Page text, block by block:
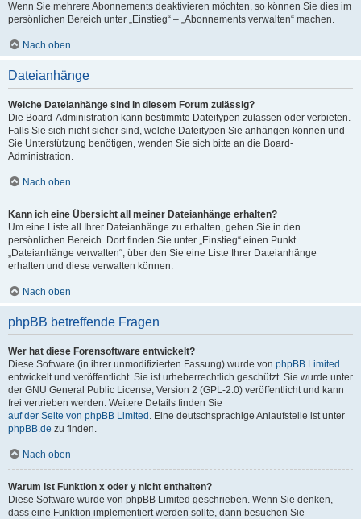
Wenn Sie mehrere Abonnements deaktivieren möchten, so können Sie dies im
persönlichen Bereich unter „Einstieg“ – „Abonnements verwalten“ machen.
Nach oben
Dateianhänge
Welche Dateianhänge sind in diesem Forum zulässig?
Die Board-Administration kann bestimmte Dateitypen zulassen oder verbieten.
Falls Sie sich nicht sicher sind, welche Dateitypen Sie anhängen können und
Sie Unterstützung benötigen, wenden Sie sich bitte an die Board-
Administration.
Nach oben
Kann ich eine Übersicht all meiner Dateianhänge erhalten?
Um eine Liste all Ihrer Dateianhänge zu erhalten, gehen Sie in den
persönlichen Bereich. Dort finden Sie unter „Einstieg“ einen Punkt
„Dateianhänge verwalten“, über den Sie eine Liste Ihrer Dateianhänge
erhalten und diese verwalten können.
Nach oben
phpBB betreffende Fragen
Wer hat diese Forensoftware entwickelt?
Diese Software (in ihrer unmodifizierten Fassung) wurde von phpBB Limited
entwickelt und veröffentlicht. Sie ist urheberrechtlich geschützt. Sie wurde unter
der GNU General Public License, Version 2 (GPL-2.0) veröffentlicht und kann
frei vertrieben werden. Weitere Details finden Sie
auf der Seite von phpBB Limited . Eine deutschsprachige Anlaufstelle ist unter
phpBB.de zu finden.
Nach oben
Warum ist Funktion x oder y nicht enthalten?
Diese Software wurde von phpBB Limited geschrieben. Wenn Sie denken,
dass eine Funktion implementiert werden sollte, dann besuchen Sie